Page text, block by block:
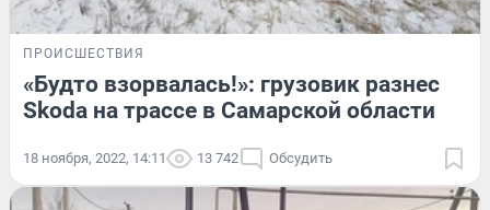
ПРОИСШЕСТВИЯ
«Будто взорвалась!»: грузовик разнес
Skoda на трассе в Самарской области
18 ноября, 2022, 14:11 13 742 Обсудить